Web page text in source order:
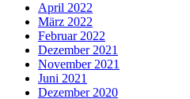
April 2022
März 2022
Februar 2022
Dezember 2021
November 2021
Juni 2021
Dezember 2020